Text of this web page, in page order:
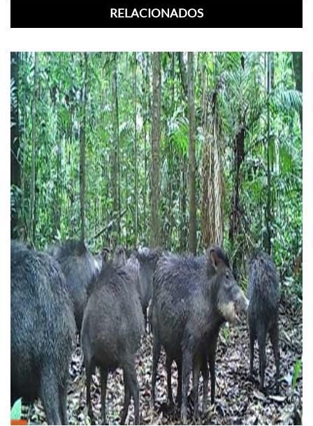
RELACIONADOS